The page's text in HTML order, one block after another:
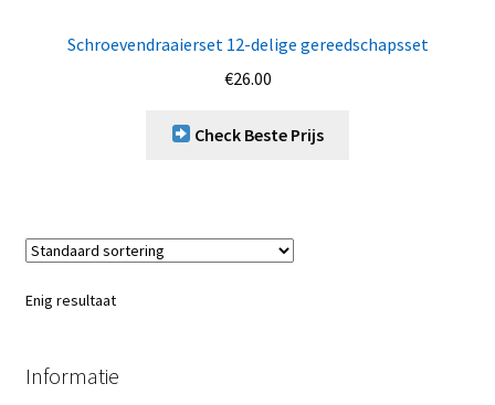
Schroevendraaierset 12-delige gereedschapsset
€26.00
Check Beste Prijs
Enig resultaat
Informatie